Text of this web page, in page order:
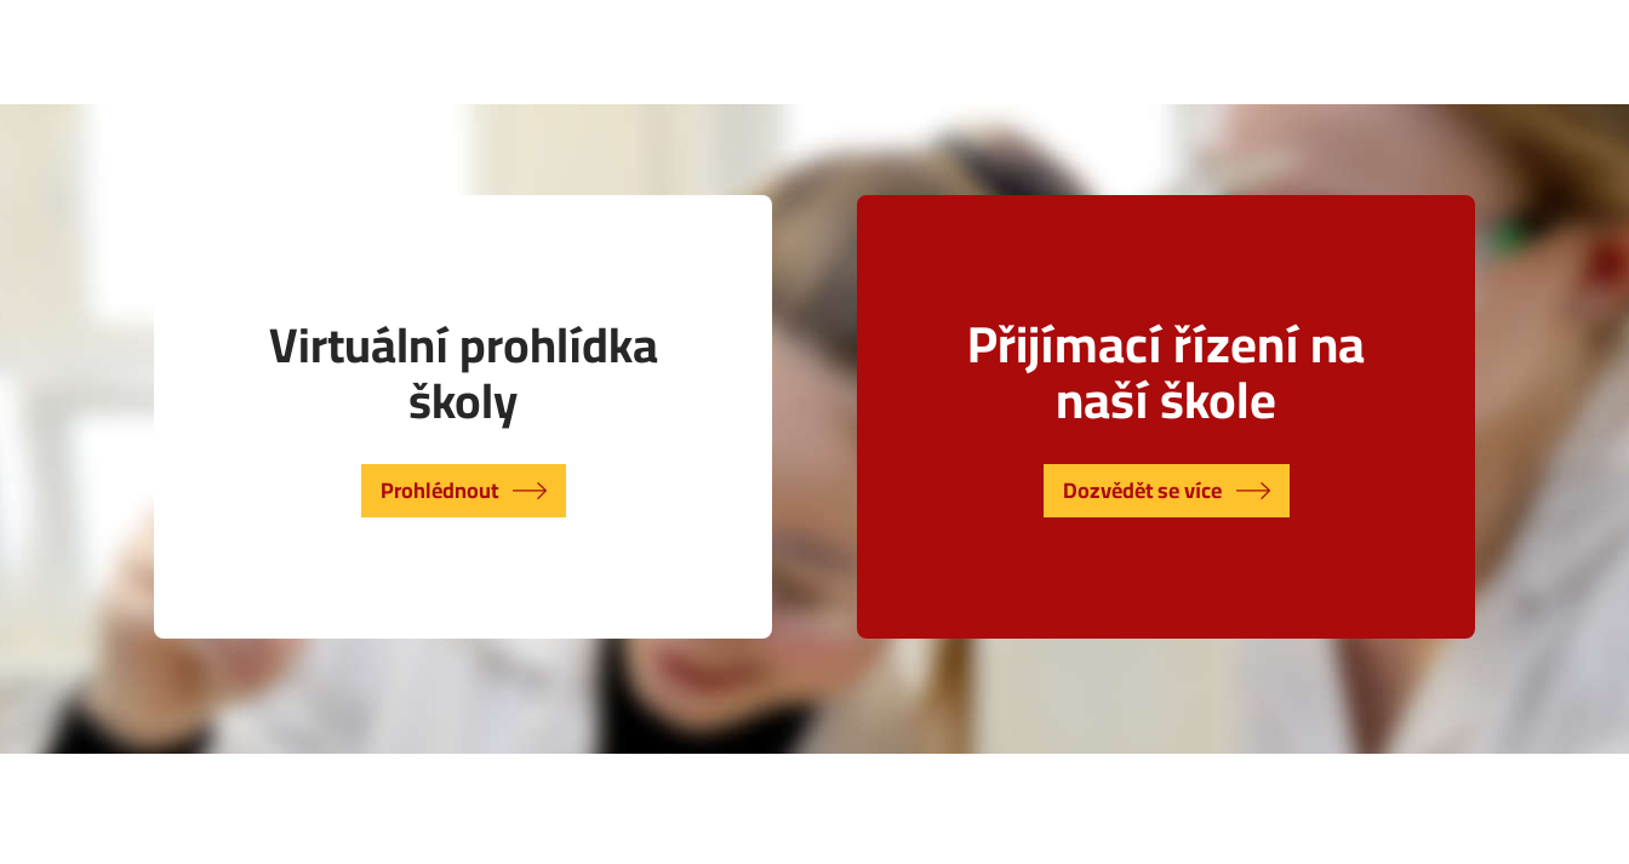
Virtuální prohlídka
školy
Prohlédnout
Přijímací řízení na
naší škole
Dozvědět se více